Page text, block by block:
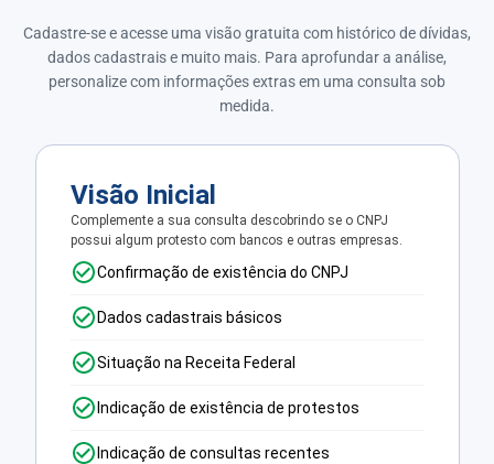
Cadastre-se e acesse uma visão gratuita com histórico de dívidas,
dados cadastrais e muito mais. Para aprofundar a análise,
personalize com informações extras em uma consulta sob
medida.
Visão Inicial
Complemente a sua consulta descobrindo se o CNPJ
possui algum protesto com bancos e outras empresas.
Confirmação de existência do CNPJ
Dados cadastrais básicos
Situação na Receita Federal
Indicação de existência de protestos
Indicação de consultas recentes